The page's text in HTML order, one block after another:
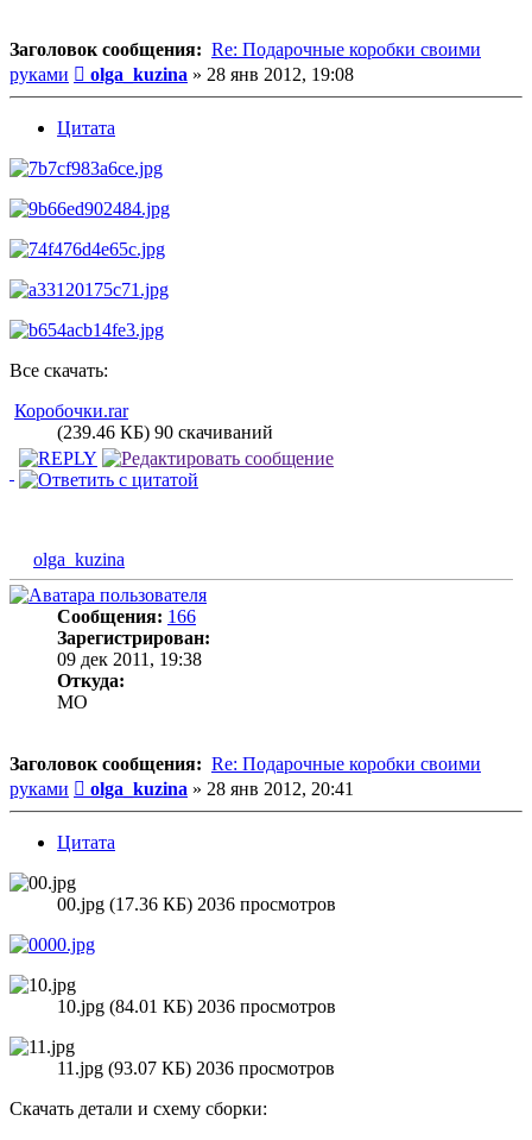
Заголовок сообщения: Re: Подарочные коробки своими
руками
Сообщение
olga_kuzina » 28 янв 2012, 19:08
Цитата
Все скачать:
Коробочки.rar
(239.46 КБ) 90 скачиваний
olga_kuzina
Сообщения: 166
Зарегистрирован:
09 дек 2011, 19:38
Откуда:
MO
Заголовок сообщения: Re: Подарочные коробки своими
руками
Сообщение
olga_kuzina » 28 янв 2012, 20:41
Цитата
00.jpg (17.36 КБ) 2036 просмотров
10.jpg (84.01 КБ) 2036 просмотров
11.jpg (93.07 КБ) 2036 просмотров
Скачать детали и схему сборки: